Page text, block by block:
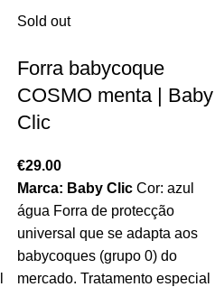
Sold out
Forra babycoque
COSMO menta | Baby
Clic
€29.00
Marca: Baby Clic Cor: azul
água Forra de protecção
universal que se adapta aos
babycoques (grupo 0) do
mercado. Tratamento especial